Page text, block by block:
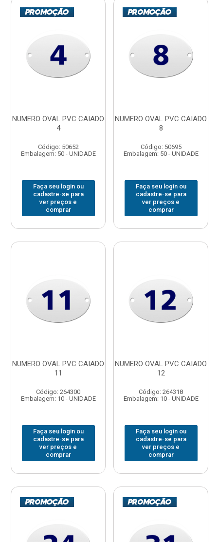
NUMERO OVAL PVC CAIADO
4
Código: 50652
Embalagem: 50 - UNIDADE
Faça seu login ou
cadastre-se para
ver preços e
comprar
NUMERO OVAL PVC CAIADO
8
Código: 50695
Embalagem: 50 - UNIDADE
Faça seu login ou
cadastre-se para
ver preços e
comprar
NUMERO OVAL PVC CAIADO
11
Código: 264300
Embalagem: 10 - UNIDADE
Faça seu login ou
cadastre-se para
ver preços e
comprar
NUMERO OVAL PVC CAIADO
12
Código: 264318
Embalagem: 10 - UNIDADE
Faça seu login ou
cadastre-se para
ver preços e
comprar